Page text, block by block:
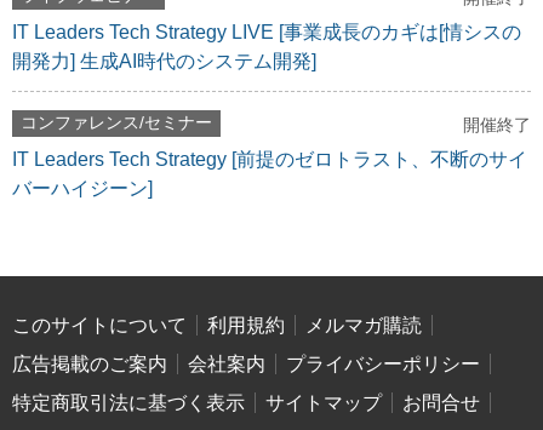
IT Leaders Tech Strategy LIVE [事業成長のカギは[情シスの
開発力] 生成AI時代のシステム開発]
コンファレンス/セミナー 開催終了
IT Leaders Tech Strategy [前提のゼロトラスト、不断のサイ
バーハイジーン]
このサイトについて 利用規約
メルマガ購読
広告掲載のご案内
会社案内
プライバシーポリシー
特定商取引法に基づく表示
サイトマップ
お問合せ